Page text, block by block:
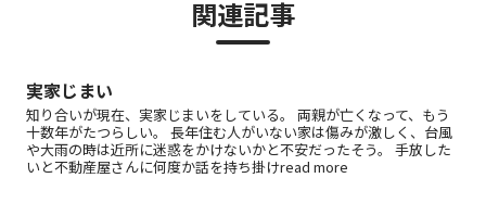
関連記事
実家じまい
知り合いが現在、実家じまいをしている。 両親が亡くなって、もう
十数年がたつらしい。 長年住む人がいない家は傷みが激しく、台風
や大雨の時は近所に迷惑をかけないかと不安だったそう。 手放した
いと不動産屋さんに何度か話を持ち掛けread more